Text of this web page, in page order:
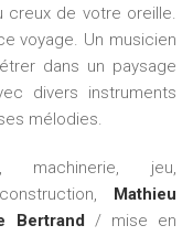
creux de votre oreille.
voyage. Un musicien
dans un paysage
divers instruments
mélodies.
machinerie, jeu,
Mathieu
Bertrand / mise en